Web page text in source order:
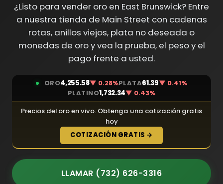
¿Listo para vender oro en East Brunswick? Entre
a nuestra tienda de Main Street con cadenas
rotas, anillos viejos, plata no deseada o
monedas de oro y vea la prueba, el peso y el
pago frente a usted.
ORO4,255.58▼ 0.28%PLATA61.39▼ 0.41%
PLATINO1,732.34▼ 0.43%
Precios del oro en vivo. Obtenga una cotización gratis
hoy
COTIZACIÓN GRATIS →
LLAMAR (732) 626-3316